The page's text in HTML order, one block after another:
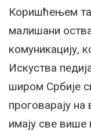
Коришћењем
малишани
комуникацију,
Искуства
широм Србије
проговарају
имају све више